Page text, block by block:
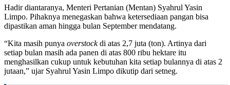
Hadir diantaranya, Menteri Pertanian (Mentan) Syahrul Yasin
Limpo. Pihaknya menegaskan bahwa ketersediaan pangan bisa
dipastikan aman hingga bulan September mendatang.
“Kita masih punya overstockdi atas 2,7 juta (ton). Artinya dari
setiap bulan masih ada panen di atas 800 ribu hektare itu
menghasilkan cukup untuk kebutuhan kita setiap bulannya di atas 2
jutaan,” ujar Syahrul Yasin Limpo dikutip dari setneg.